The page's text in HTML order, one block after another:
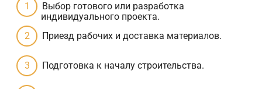
Выбор готового или разработка
индивидуального проекта.
Приезд рабочих и доставка материалов.
Подготовка к началу строительства.